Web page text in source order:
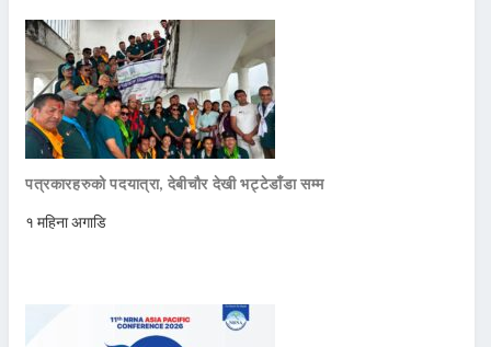
पत्रकारहरुको पदयात्रा, देबीचौर देखी भट्टेडाँडा सम्म
१ महिना अगाडि